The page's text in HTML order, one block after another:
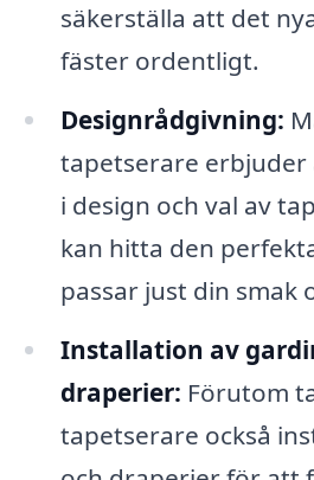
säkerställa att det
fäster ordentligt.
Designrådgivning:
tapetserare erbjuder
i design och val av
kan hitta den
passar just din smak
Installation av
draperier: Förutom
tapetserare också